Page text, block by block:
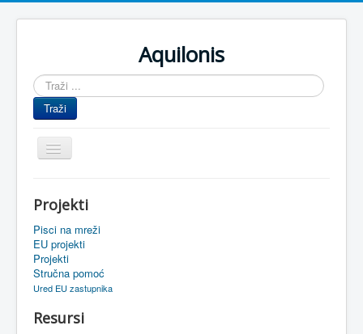
Aquilonis
Traži
...
Traži
Prikaz/Sakrivanje
navigacije
Upravljanje znanjem
Obrazovanje
Upravljanje projektima
Oaza
Projekti
Pisci na mreži
EU projekti
Projekti
Stručna pomoć
Ured EU zastupnika
Resursi